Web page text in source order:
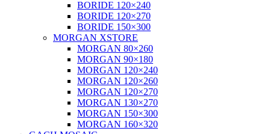
BORIDE 120×240
BORIDE 120×270
BORIDE 150×300
MORGAN XSTORE
MORGAN 80×260
MORGAN 90×180
MORGAN 120×240
MORGAN 120×260
MORGAN 120×270
MORGAN 130×270
MORGAN 150×300
MORGAN 160×320